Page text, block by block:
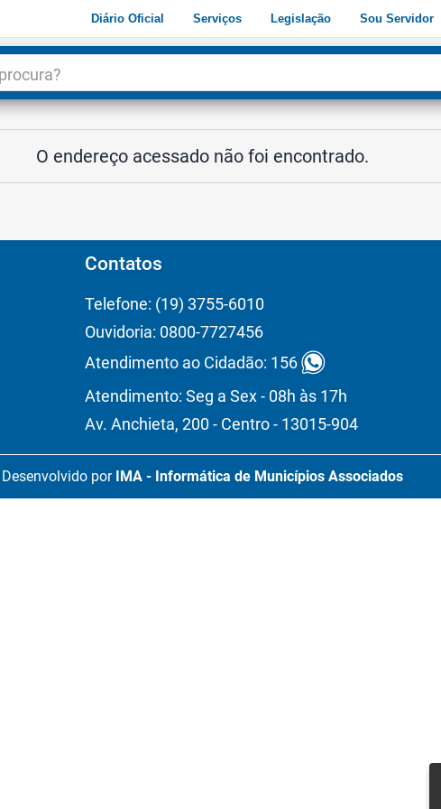
Diário Oficial Serviços Legislação Sou Servidor
O endereço acessado não foi encontrado.
Contatos
Telefone: (19) 3755-6010
Ouvidoria: 0800-7727456
Atendimento ao Cidadão: 156
Atendimento: Seg a Sex - 08h às 17h
Av. Anchieta, 200 - Centro - 13015-904
Desenvolvido por IMA - Informática de Municípios Associados